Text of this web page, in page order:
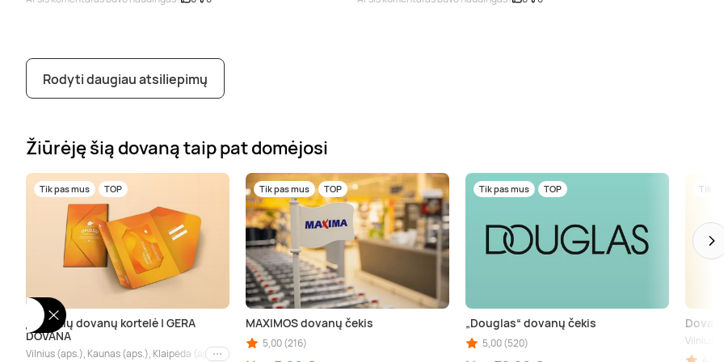
Rodyti daugiau atsiliepimų
Žiūrėję šią dovaną taip pat domėjosi
Tik pas mus TOP
Įspūdžių dovanų kortelė | GERA
DOVANA
Vilnius (aps.), Kaunas (aps.), Klaipėda (aps.), Palanga (aps.), Nida (aps.), Druskininkai (aps.), Birštonas (aps.), Trakai (aps.), Šiauliai (aps.), Kupiškis (aps.),
Tik pas mus TOP
MAXIMOS dovanų čekis
5,00 (216)
Tik pas mus TOP
„Douglas“ dovanų čekis
5,00 (520)
Tik
Vilnius